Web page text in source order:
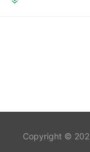
Copyright ©